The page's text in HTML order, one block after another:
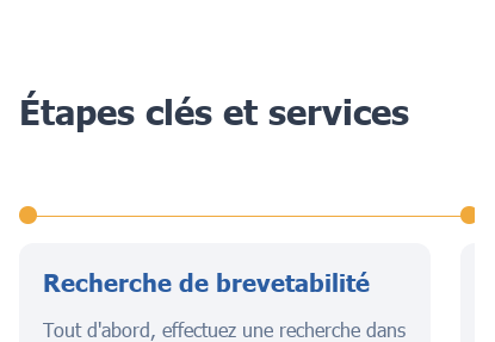
Étapes clés et services
Recherche de brevetabilité
Tout d'abord, effectuez une recherche dans